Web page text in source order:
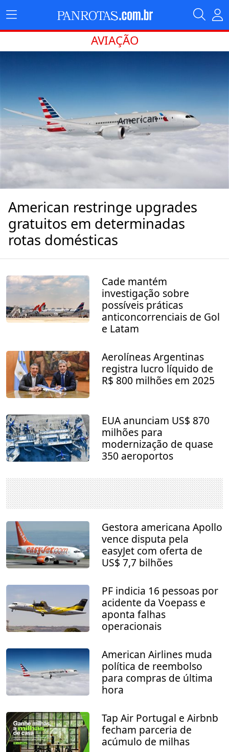
AVIAÇÃO
American restringe upgrades
gratuitos em determinadas
rotas domésticas
Cade mantém
investigação sobre
possíveis práticas
anticoncorrenciais de Gol
e Latam
Aerolíneas Argentinas
registra lucro líquido de
R$ 800 milhões em 2025
EUA anunciam US$ 870
milhões para
modernização de quase
350 aeroportos
Gestora americana Apollo
vence disputa pela
easyJet com oferta de
US$ 7,7 bilhões
PF indicia 16 pessoas por
acidente da Voepass e
aponta falhas
operacionais
American Airlines muda
política de reembolso
para compras de última
hora
Tap Air Portugal e Airbnb
fecham parceria de
acúmulo de milhas